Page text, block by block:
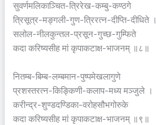
सुवर्णमलिकाञ्चित-त्रिरेख-कम्बु-कण्ठगे
त्रिसूत्र-मङ्गली-गुण-त्रिरत्न-दीप्ति-दीधिते ।
सलोल-नीलकुन्तल-प्रसून-गुच्छ-गुम्फिते
कदा करिष्यसीह मां कृपाकटाक्ष-भाजनम् ॥८॥
नितम्ब-बिम्ब-लम्बमान-पुष्पमेखलागुणे
प्रशस्तरत्न-किङ्किणी-कलाप-मध्य मञ्जुले ।
करीन्द्र-शुण्डदण्डिका-वरोहसौभगोरुके
कदा करिष्यसीह मां कृपाकटाक्ष-भाजनम् ॥९॥